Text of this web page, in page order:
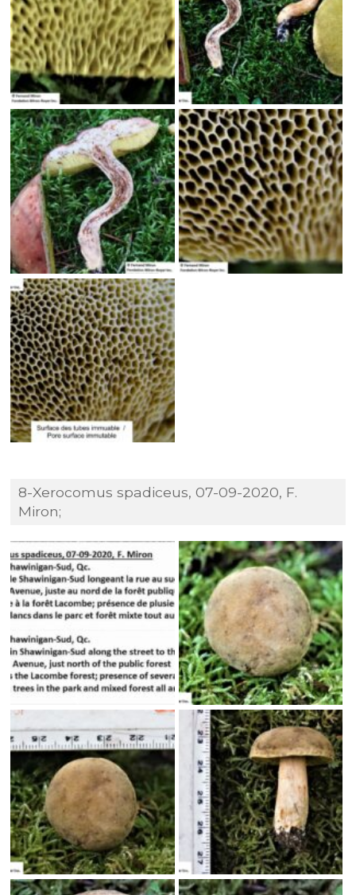
8-Xerocomus spadiceus, 07-09-2020, F.
Miron;